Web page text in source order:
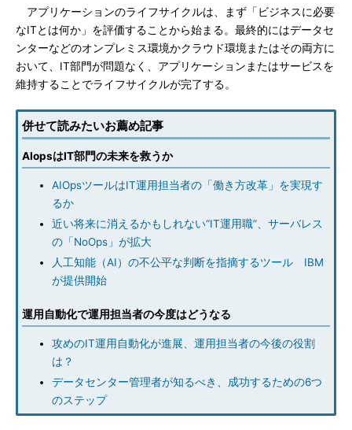
アプリケーションのライフサイクルは、まず「ビジネスに必要
なITとは何か」を評価することから始まる。最終的にはデータセ
ンターなどのオンプレミス環境かクラウド環境またはその両方に
おいて、IT部門が問題なく、アプリケーションまたはサービスを
維持することでライフサイクルが完了する。
併せて読みたいお薦め記事
AIopsはIT部門の未来を救うか
AIOpsツールはIT運用担当者の「働き方改革」を実現す
るか
近い将来に消えるかもしれない“IT運用職”、サーバレス
の「NoOps」が拡大
人工知能（AI）の不公平な判断を指摘するツール IBM
が提供開始
運用自動化で運用担当者の今度はどうなる
攻めのIT運用自動化が進展、運用担当者の今後の役割
は？
データセンター管理者が知るべき、成功するための6つ
のステップ